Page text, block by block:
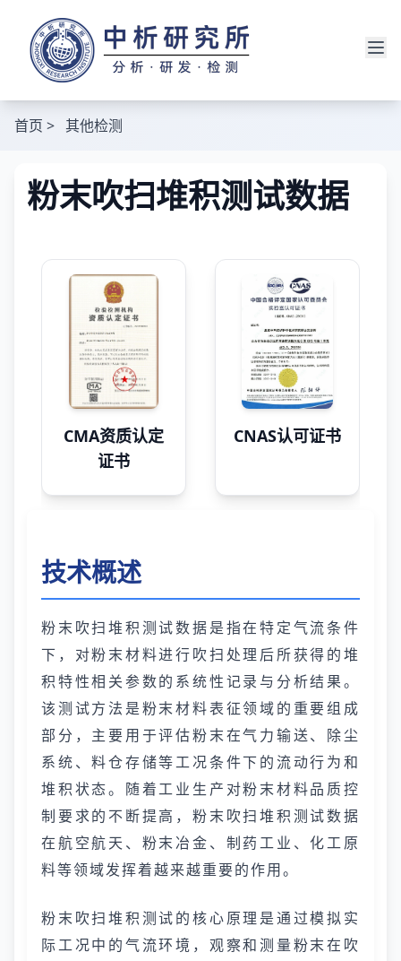
首页 > 其他检测
粉末吹扫堆积测试数据
CMA资质认定
证书
CNAS认可证书
技术概述
粉末吹扫堆积测试数据是指在特定气流条件
下，对粉末材料进行吹扫处理后所获得的堆
积特性相关参数的系统性记录与分析结果。
该测试方法是粉末材料表征领域的重要组成
部分，主要用于评估粉末在气力输送、除尘
系统、料仓存储等工况条件下的流动行为和
堆积状态。随着工业生产对粉末材料品质控
制要求的不断提高，粉末吹扫堆积测试数据
在航空航天、粉末冶金、制药工业、化工原
料等领域发挥着越来越重要的作用。
粉末吹扫堆积测试的核心原理是通过模拟实
际工况中的气流环境，观察和测量粉末在吹